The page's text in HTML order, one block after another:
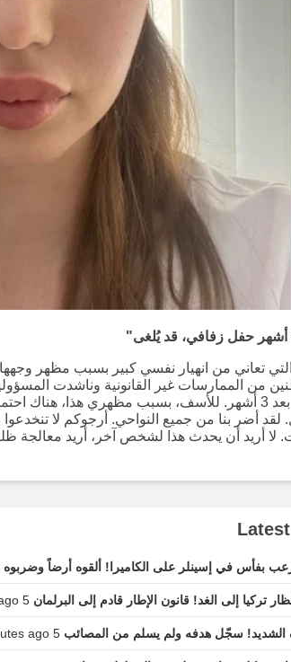
تعاني من انهيار نفسي كبير بسبب مظهر
من الممارسات غير القانونية وناشدت
زفاف بعد 3 أشهر. للأسف، بسبب مظهري هذا، هناك
لقد أضر بنا من جميع النواحي. أرجوكم لا تنخدعوا
لا أريد أن يحدث هذا لشخص آخر، أريد معالجة
بفأس في إسينلر على الكاميرا! ألقوه أرضاً وضربوه
تركيا إلى الغد! قانون الإطار قادم إلى البرلمان 5 minutes ago...
الشديد! سجّل هدفه ولم يسلم من المصائب 5 minutes ago...